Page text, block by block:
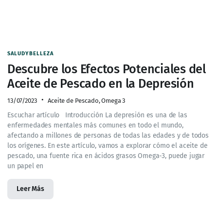
SALUDYBELLEZA
Descubre los Efectos Potenciales del
Aceite de Pescado en la Depresión
13/07/2023 Aceite de Pescado, Omega 3
Escuchar artículo Introducción La depresión es una de las
enfermedades mentales más comunes en todo el mundo,
afectando a millones de personas de todas las edades y de todos
los orígenes. En este artículo, vamos a explorar cómo el aceite de
pescado, una fuente rica en ácidos grasos Omega-3, puede jugar
un papel en
Leer Más